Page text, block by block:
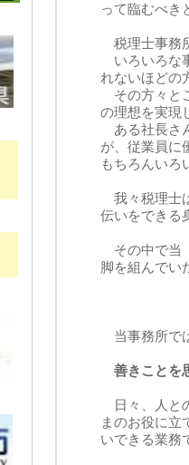
って臨むべき
税理士事務
いろいろな
れないほどの
その方々と
の理想を実現
ある社長さ
が、従業員に
もちろんいろ
我々税理士
伝いをできる
その中で当
脚を組んでい
当事務所で
善きことを
日々、人と
まのお役に立
いできる業務